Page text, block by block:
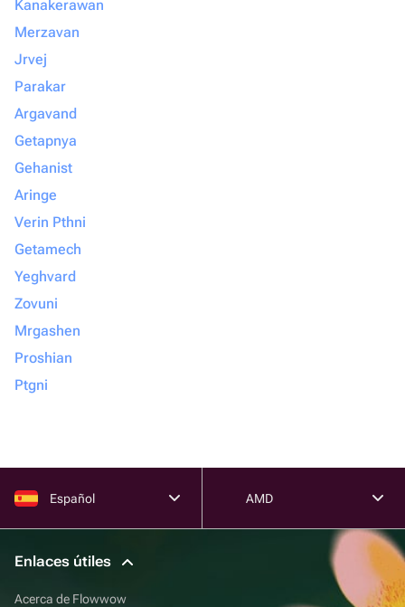
Kanakerawan
Merzavan
Jrvej
Parakar
Argavand
Getapnya
Gehanist
Aringe
Verin Pthni
Getamech
Yeghvard
Zovuni
Mrgashen
Proshian
Ptgni
Español AMD
Enlaces útiles
Acerca de Flowwow